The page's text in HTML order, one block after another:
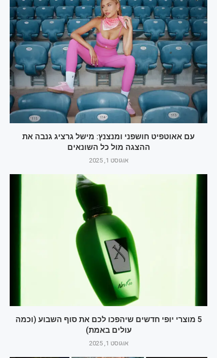
עם אאוטפיט חושפני ומנצנץ: מישל גרציג גנבה את
ההצגה מול כל השונאים
אוגוסט 1, 2025
5 מוצרי יופי חדשים שיהפכו לכם את סוף השבוע (וכמה
עולים באמת)
אוגוסט 1, 2025